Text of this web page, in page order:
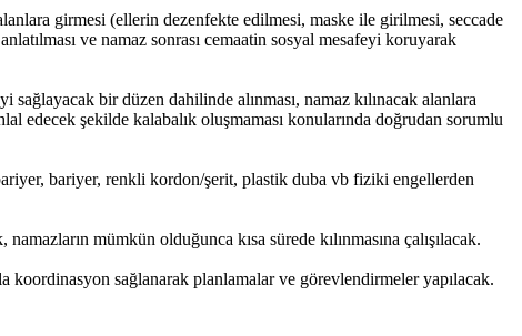
girmesi (ellerin dezenfekte edilmesi, maske ile girilmesi, seccade
ve namaz sonrası cemaatin sosyal mesafeyi koruyarak
bir düzen dahilinde alınması, namaz kılınacak alanlara
edecek şekilde kalabalık oluşmaması konularında doğrudan sorumlu
bariyer, renkli kordon/şerit, plastik duba vb fiziki engellerden
mümkün olduğunca kısa sürede kılınmasına çalışılacak.
sağlanarak planlamalar ve görevlendirmeler yapılacak.